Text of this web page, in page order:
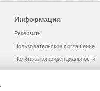
Информация
Реквизиты
Пользовательское соглашение
Политика конфиденциальности